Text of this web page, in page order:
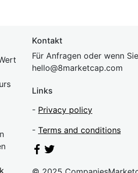
Kontakt
Für Anfragen oder wenn
hello@8marketcap.com
Links
- Privacy policy
- Terms and conditions